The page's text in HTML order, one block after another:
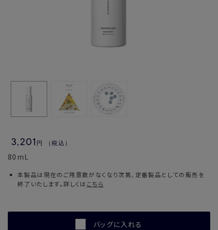
3,201 円 （税込）
80mL
本製品は現在のご用意数がなくなり次第、定番製品としての販売を
終了いたします。詳しくは こちら
バッグに入れる